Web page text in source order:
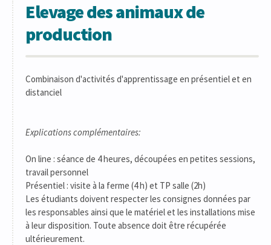
Elevage des animaux de
production
Combinaison d'activités d'apprentissage en présentiel et en
distanciel
Explications complémentaires:
On line : séance de 4 heures, découpées en petites sessions,
travail personnel
Présentiel : visite à la ferme (4 h) et TP salle (2h)
Les étudiants doivent respecter les consignes données par
les responsables ainsi que le matériel et les installations mise
à leur disposition. Toute absence doit être récupérée
ultérieurement.